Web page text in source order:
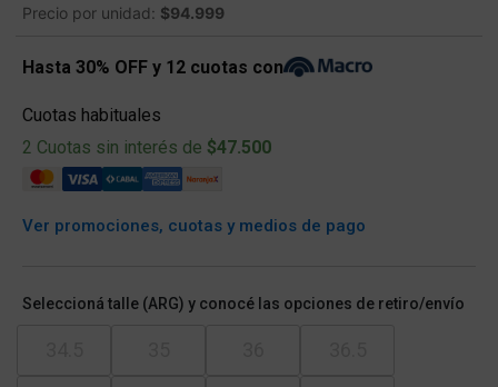
Precio por unidad: $94.999
Hasta 30% OFF y 12 cuotas con
Cuotas habituales
2 Cuotas sin interés de $47.500
Ver promociones, cuotas y medios de pago
Seleccioná talle (ARG) y conocé las opciones de retiro/envío